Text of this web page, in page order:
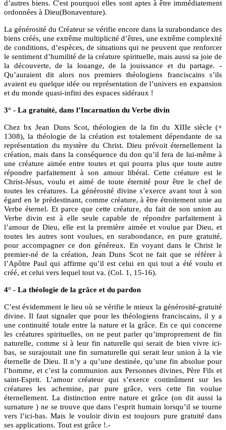
d’autres biens. C'est pourquoi elles sont aptes à être immédiatement
ordonnées à Dieu(Bonaventure).
La générosité du Créateur se vérifie encore dans la surabondance des
biens créés, une extrême multiplicité d’êtres, une extrême complexité
de conditions, d’espèces, de situations qui ne peuvent que renforcer
le sentiment d’humilité de la créature spirituelle, mais aussi sa joie de
la découverte, de la louange, de la jouissance et du partage. -
Qu’auraient dit alors nos premiers théologiens franciscains s’ils
avaient eu quelque idée ou représentation de l’univers en expansion
et du monde quasi-infini des espaces sidéraux !
3° - La gratuité, dans l’Incarnation du Verbe divin
Chez bx Jean Duns Scot, théologien de la fin du XIIIe siècle (+
1308), la théologie de la création est totalement dépendante de sa
représentation du mystère du Christ. Dieu prévoit éternellement la
création, mais dans la conséquence du don qu’il fera de lui-même à
une créature aimée entre toutes et qui pourra plus que toute autre
répondre parfaitement à son amour libéral. Cette créature est le
Christ-Jésus, voulu et aimé de toute éternité pour être le chef de
toutes les créatures. La générosité divine s’exerce avant tout à son
égard en le prédestinant, comme créature, à être étroitement unie au
Verbe éternel. Et parce que cette créature, du fait de son union au
Verbe divin est à elle seule capable de répondre parfaitement à
l’amour de Dieu, elle est la première aimée et voulue par Dieu, et
toutes les autres sont voulues, en surabondance, en pure gratuité,
pour accompagner ce don généreux. En voyant dans le Christ le
premier-né de la création, Jean Duns Scot ne fait que se référer à
l’Apôtre Paul qui affirme qu’il est celui en qui tout a été voulu et
créé, et celui vers lequel tout va. (Col. 1, 15-16).
4° - La théologie de la grâce et du pardon
C’est évidemment le lieu où se vérifie le mieux la générosité-gratuité
divine. Il faut signaler que pour les théologiens franciscains, il y a
une continuité totale entre la nature et la grâce. En ce qui concerne
les créatures spirituelles, on ne peut parler qu’improprement de fin
naturelle, comme si à leur fin naturelle qui serait de bien vivre ici-
bas, se surajoutait une fin surnaturelle qui serait leur union à la vie
éternelle de Dieu. Il n’y a qu’une destinée, qu’une fin absolue pour
l’homme, et c’est la communion aux Personnes divines, Père Fils et
saint-Esprit. L’amour créateur qui s’exerce continûment sur les
créatures les achemine, par pure grâce, vers cette fin voulue
éternellement. La distinction entre nature et grâce (on dit aussi la
surnature ) ne se trouve que dans l’esprit humain lorsqu’il se tourne
vers l’ici-bas. Mais le vouloir divin est toujours pure gratuité dans
ses applications. Tout est grâce !.-